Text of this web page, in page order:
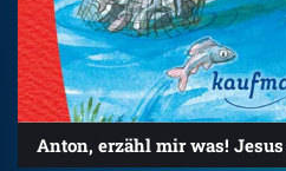
Anton, erzähl mir was!